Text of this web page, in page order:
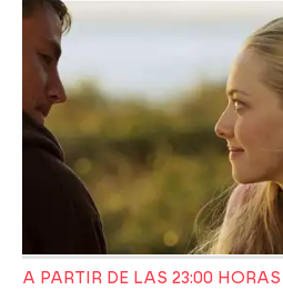
A PARTIR DE LAS 23:00 HORAS